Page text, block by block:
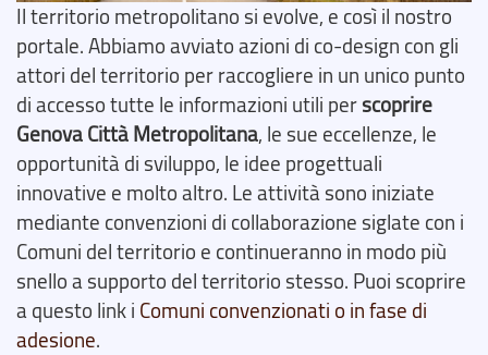
Il territorio metropolitano si evolve, e così il nostro
portale. Abbiamo avviato azioni di co-design con gli
attori del territorio per raccogliere in un unico punto
di accesso tutte le informazioni utili perscoprire
Genova Città Metropolitana, le sue eccellenze, le
opportunità di sviluppo, le idee progettuali
innovative e molto altro. Le attività sono iniziate
mediante convenzioni di collaborazione siglate con i
Comuni del territorio e continueranno in modo più
snello a supporto del territorio stesso. Puoi scoprire
a questo link i Comuni convenzionati o in fase di
adesione.